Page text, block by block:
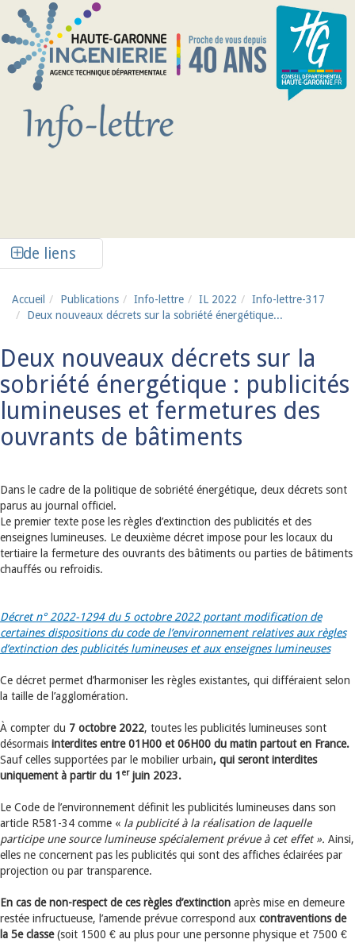
Aller au contenu principal
de liens
Accueil Publications Info-lettre IL 2022
Info-lettre-317
Deux nouveaux décrets sur la sobriété énergétique...
Deux nouveaux décrets sur la
sobriété énergétique : publicités
lumineuses et fermetures des
ouvrants de bâtiments
Dans le cadre de la politique de sobriété énergétique, deux décrets sont
parus au journal officiel.
Le premier texte pose les règles d’extinction des publicités et des
enseignes lumineuses. Le deuxième décret impose pour les locaux du
tertiaire la fermeture des ouvrants des bâtiments ou parties de bâtiments
chauffés ou refroidis.
Décret n° 2022-1294 du 5 octobre 2022 portant modification de
certaines dispositions du code de l’environnement relatives aux règles
d’extinction des publicités lumineuses et aux enseignes lumineuses
Ce décret permet d’harmoniser les règles existantes, qui différaient selon
la taille de l’agglomération.
À compter du 7 octobre 2022, toutes les publicités lumineuses sont
désormais interdites entre 01H00 et 06H00 du matin partout en France.
Sauf celles supportées par le mobilier urbain, qui seront interdites
uniquement à partir du 1 erjuin 2023.
Le Code de l’environnement définit les publicités lumineuses dans son
article R581-34 comme « la publicité à la réalisation de laquelle
participe une source lumineuse spécialement prévue à cet effet ». Ainsi,
elles ne concernent pas les publicités qui sont des affiches éclairées par
projection ou par transparence.
En cas de non-respect de ces règles d’extinction après mise en demeure
restée infructueuse, l’amende prévue correspond aux contraventions de
la 5e classe(soit 1500 € au plus pour une personne physique et 7500 €